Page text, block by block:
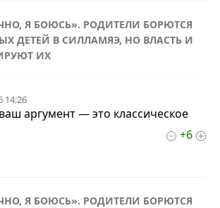
Я БОЮСЬ». РОДИТЕЛИ БОРЮТСЯ
ДЕТЕЙ В СИЛЛАМЯЭ, НО ВЛАСТЬ И
ИХ
14:26
аргумент — это классическое
+6
Я БОЮСЬ». РОДИТЕЛИ БОРЮТСЯ